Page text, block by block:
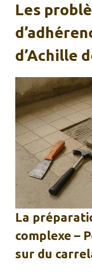
Les
d’Achille
La
complexe –
sur du